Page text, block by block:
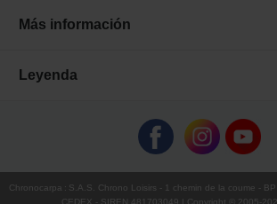
Más información
Leyenda
Chronocarpa : S.A.S. Chrono Loisirs - 1 chemin de la coume -
CEDEX - SIREN 481703049 | Copyright © 2005-